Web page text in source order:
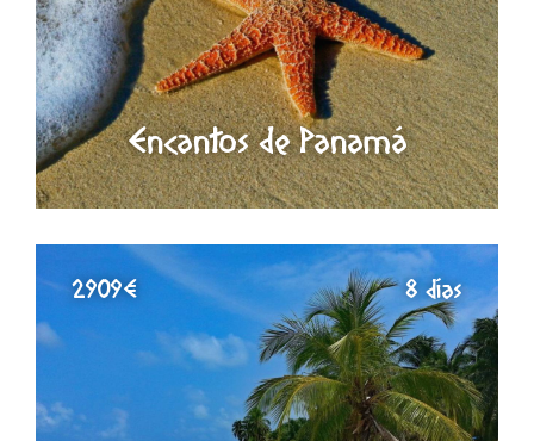
Encantos de Panamá
2909€ 8 días